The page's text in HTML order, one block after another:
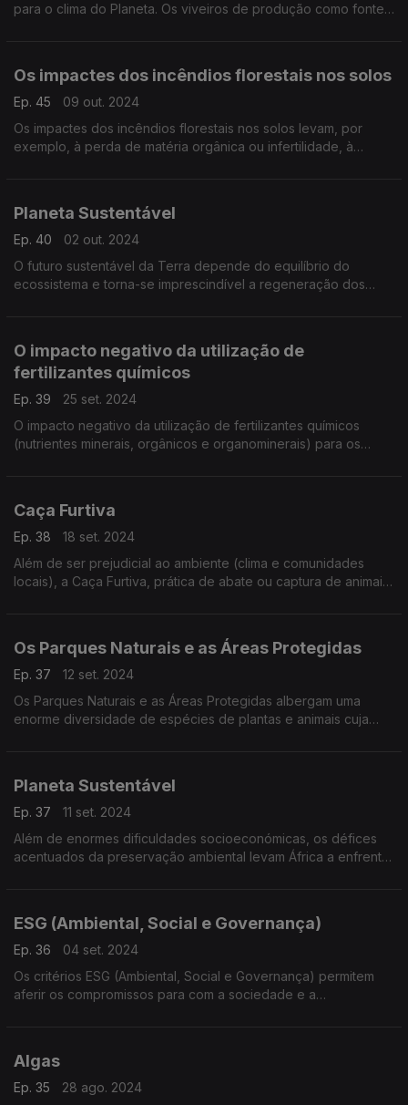
para o clima do Planeta. Os viveiros de produção como fontes
Os impactes dos incêndios florestais nos solos
Ep. 45
09 out. 2024
Os impactes dos incêndios florestais nos solos levam, por
exemplo, à perda de matéria orgânica ou infertilidade, à
Planeta Sustentável
Ep. 40
02 out. 2024
O futuro sustentável da Terra depende do equilíbrio do
ecossistema e torna-se imprescindível a regeneração dos
O impacto negativo da utilização de
fertilizantes químicos
Ep. 39
25 set. 2024
O impacto negativo da utilização de fertilizantes químicos
(nutrientes minerais, orgânicos e organominerais) para os
Caça Furtiva
Ep. 38
18 set. 2024
Além de ser prejudicial ao ambiente (clima e comunidades
locais), a Caça Furtiva, prática de abate ou captura de animais
Os Parques Naturais e as Áreas Protegidas
Ep. 37
12 set. 2024
Os Parques Naturais e as Áreas Protegidas albergam uma
enorme diversidade de espécies de plantas e animais cuja
Planeta Sustentável
Ep. 37
11 set. 2024
Além de enormes dificuldades socioeconómicas, os défices
acentuados da preservação ambiental levam África a enfrentar
ESG (Ambiental, Social e Governança)
Ep. 36
04 set. 2024
Os critérios ESG (Ambiental, Social e Governança) permitem
aferir os compromissos para com a sociedade e a
Algas
Ep. 35
28 ago. 2024